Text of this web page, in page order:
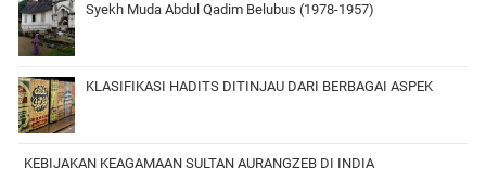
Syekh Muda Abdul Qadim Belubus (1978-1957)
KLASIFIKASI HADITS DITINJAU DARI BERBAGAI ASPEK
KEBIJAKAN KEAGAMAAN SULTAN AURANGZEB DI INDIA